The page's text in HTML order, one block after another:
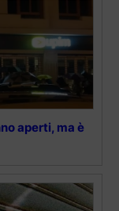
aperti, ma è